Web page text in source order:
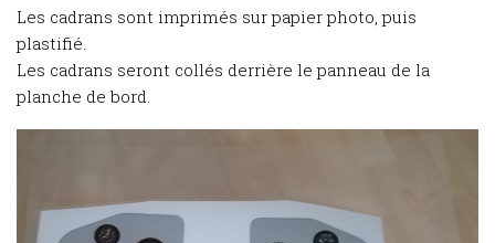
Les cadrans sont imprimés sur papier photo, puis
plastifié.
Les cadrans seront collés derrière le panneau de la
planche de bord.